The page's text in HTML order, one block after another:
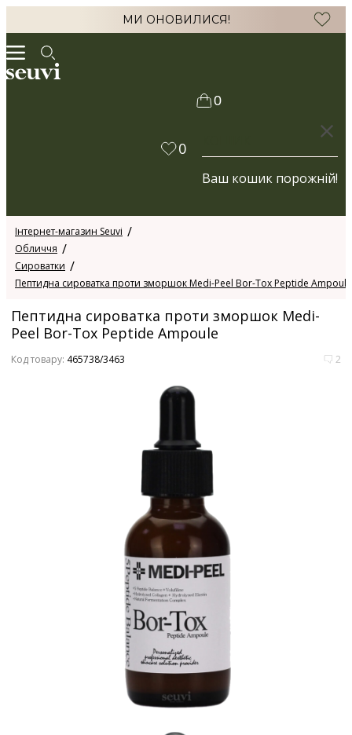
МИ ОНОВИЛИСЯ!
0
0
Ваш кошик порожній!
Інтернет-магазин Seuvi
Обличчя
Сироватки
Пептидна сироватка проти зморшок Medi-Peel Bor-Tox Peptide Ampoule
Пептидна сироватка проти зморшок Medi-
Peel Bor-Tox Peptide Ampoule
Код товару: 465738/3463 2